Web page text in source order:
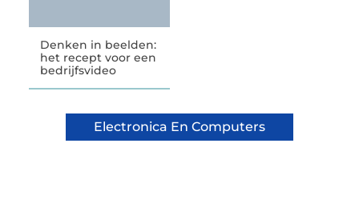
Denken in beelden:
het recept voor een
bedrijfsvideo
Electronica En Computers